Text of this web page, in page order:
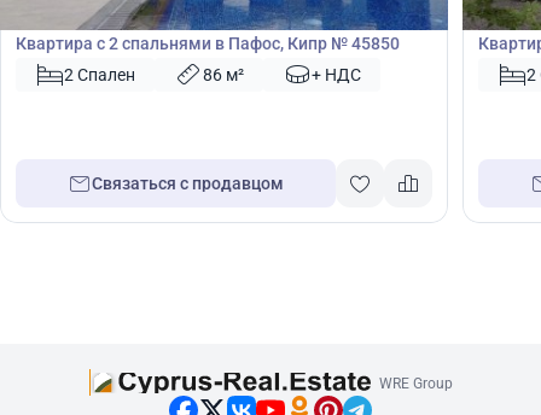
Квартира
Квартира с 2 спальнями в Пафос, Кипр № 45850
2 Спален
86 м² + НДС
Связаться с продавцом
2
WRE Group